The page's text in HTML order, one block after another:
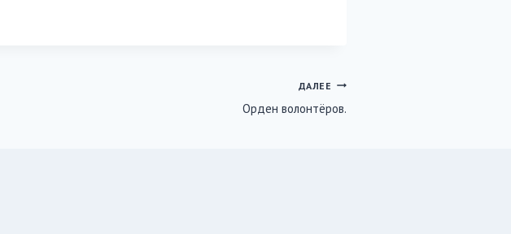
ДАЛЕЕ
Орден волонтёров.